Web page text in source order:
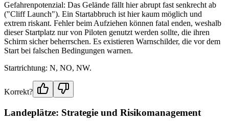
Gefahrenpotenzial: Das Gelände fällt hier abrupt fast senkrecht ab
("Cliff Launch"). Ein Startabbruch ist hier kaum möglich und
extrem riskant. Fehler beim Aufziehen können fatal enden, weshalb
dieser Startplatz nur von Piloten genutzt werden sollte, die ihren
Schirm sicher beherrschen. Es existieren Warnschilder, die vor dem
Start bei falschen Bedingungen warnen.
Startrichtung: N, NO, NW.
Korrekt?
Landeplätze: Strategie und Risikomanagement